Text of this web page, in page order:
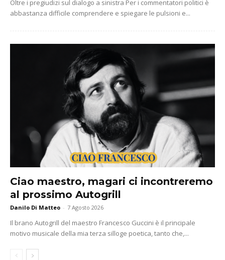
Oltre i pregiudizi sul dialogo a sinistra Per i commentatori politici è
abbastanza difficile comprendere e spiegare le pulsioni e...
Ciao maestro, magari ci incontreremo
al prossimo Autogrill
Danilo Di Matteo - 7 Agosto 2026
Il brano Autogrill del maestro Francesco Guccini è il principale
motivo musicale della mia terza silloge poetica, tanto che,...